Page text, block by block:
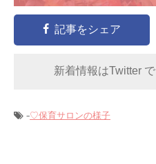
記事をシェア
新着情報はTwitter で
-♡保育サロンの様子